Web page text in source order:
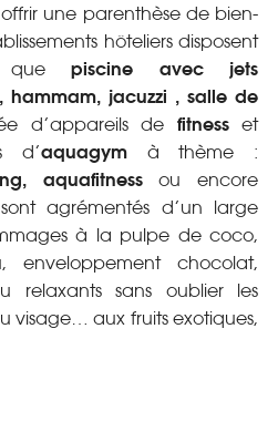
une parenthèse de bien-
hôteliers disposent
quepiscine avec jets
hammam, jacuzzi , salle de
d’appareils de fitnesset
d’aquagym à thème :
aquafitnessou encore
sont agrémentés d’un large
à la pulpe de coco,
enveloppement chocolat,
relaxants sans oublier les
visage… aux fruits exotiques,